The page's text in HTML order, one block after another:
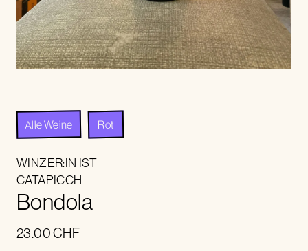
Alle Weine Rot
WINZER:IN IST
CATAPICCH
Bondola
23.00CHF